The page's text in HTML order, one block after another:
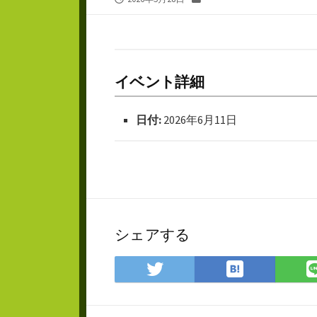
イベント詳細
日付: 2026年6月11日
シェアする
Twitter
で
は
て